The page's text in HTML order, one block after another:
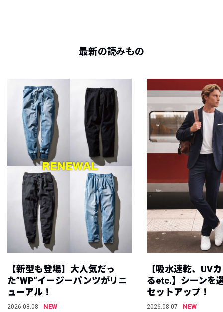
最新の読みもの
【新型も登場】大人気だっ
た”WP”イージーパンツがリニ
ューアル！
2026.08.08
NEW
【吸水速乾、UV
るetc.】シーンを
セットアップ！
2026.08.07
NEW